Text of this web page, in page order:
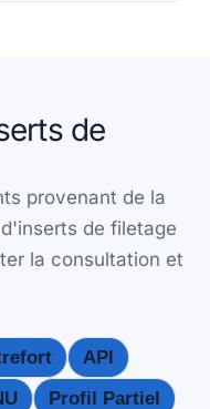
de
provenant de la
de filetage
la consultation et
API
Profil Partiel